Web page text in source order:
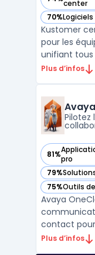
center
— voir
70%
— voir
Kustomer
pour les
unifiant tous
chat en
de gestion
complet p ...
Plus d’infos
81%pro
— voir Avaya
79%
— voir Avaya
75%Outils
— voir Avaya
Avaya
contact
Plus d’infos